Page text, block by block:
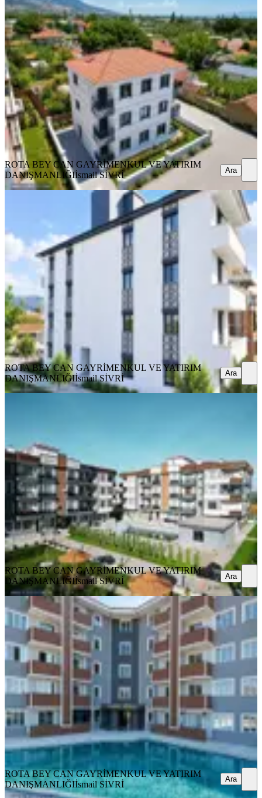
Rota'dan |ara Kat | Sıfır 1+1 | Kaçmaz
Fırsat Ferah Daire
Ayvalık, Altınova Mahallesi
1+1·50 m² 08.08.2026
3.300.000 ₺
ROTA BEY CAN GAYRİMENKUL VE YATIRIM
DANIŞMANLIĞI İsmail SİVRİ
Ara
ROTA BEY CAN GAYRİMENKUL VE YATIRIM
DANIŞMANLIĞIİsmail SİVRİ Ara
Rota'dan | Bu Fiyata Böyle 1+1
Bulmak Çok Zor | Yatırıma Uygun
Ayvalık, Altınova Mahallesi
1. Kat 08.08.2026
2.950.000 ₺
ROTA BEY CAN GAYRİMENKUL VE YATIRIM
DANIŞMANLIĞI
Ara
ROTA BEY CAN GAYRİMENKUL VE YATIRIM
DANIŞMANLIĞIİsmail SİVRİ Ara
2+1·85 m² Yüksek giriş·03.08.2026
4.650.000 ₺
ROTA BEY CAN GAYRİMENKUL VE YATIRIM
DANIŞMANLIĞIİsmail SİVRİ
Ara
ROTA BEY CAN GAYRİMENKUL VE YATIRIM
DANIŞMANLIĞIİsmail SİVRİ Ara
SIFIR BİNA
Rota'dan | Kapalı Otoparklı | 1+1
|havuzlu|modern Konsept Daire
Ayvalık, Altınova Mahallesi
1+1· ·Yüksek giriş 03.08.2026
3.700.000 ₺
ROTA BEY CAN GAYRİMENKUL VE YATIRIM
DANIŞMANLIĞIİsmail SİVRİ
Ara
ROTA BEY CAN GAYRİMENKUL VE YATIRIM
DANIŞMANLIĞIİsmail SİVRİ Ara